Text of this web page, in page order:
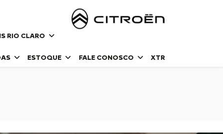
RIO CLARO
ESTOQUE FALE CONOSCO XTR